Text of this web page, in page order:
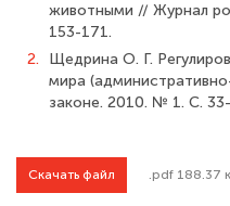
животными // Журнал
153-171.
2.
Щедрина О. Г.
мира
законе. 2010. № 1. С.
Скачать файл .pdf 188.37